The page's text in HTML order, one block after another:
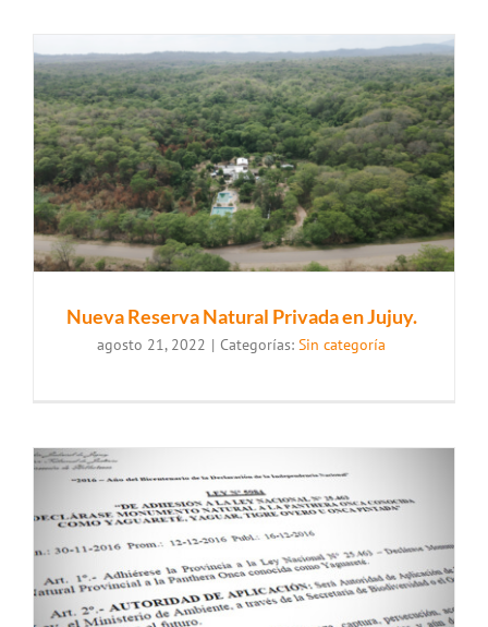
Nueva Reserva Natural Privada en Jujuy.
agosto 21, 2022 | Categorías: Sin categoría